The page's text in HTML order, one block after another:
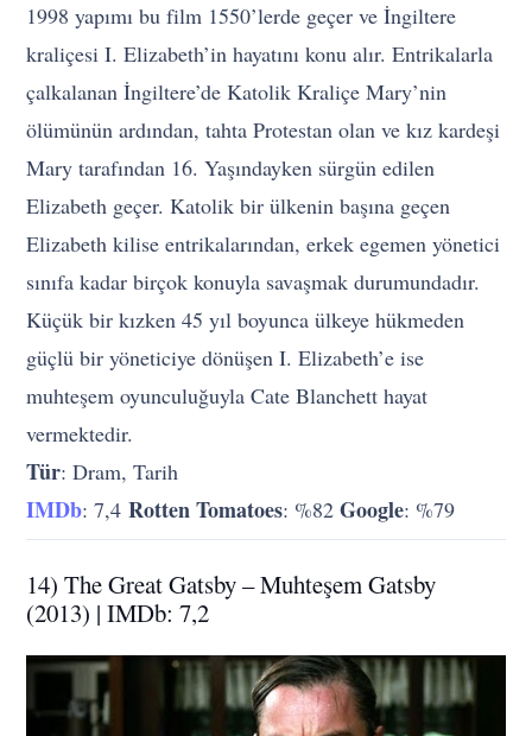
1998 yapımı bu film 1550’lerde geçer ve İngiltere
kraliçesi I. Elizabeth’in hayatını konu alır. Entrikalarla
çalkalanan İngiltere’de Katolik Kraliçe Mary’nin
ölümünün ardından, tahta Protestan olan ve kız kardeşi
Mary tarafından 16. Yaşındayken sürgün edilen
Elizabeth geçer. Katolik bir ülkenin başına geçen
Elizabeth kilise entrikalarından, erkek egemen yönetici
sınıfa kadar birçok konuyla savaşmak durumundadır.
Küçük bir kızken 45 yıl boyunca ülkeye hükmeden
güçlü bir yöneticiye dönüşen I. Elizabeth’e ise
muhteşem oyunculuğuyla Cate Blanchett hayat
vermektedir.
Tür: Dram, Tarih
IMDb: 7,4Rotten Tomatoes: %82Google: %79
14) The Great Gatsby – Muhteşem Gatsby
(2013) | IMDb: 7,2